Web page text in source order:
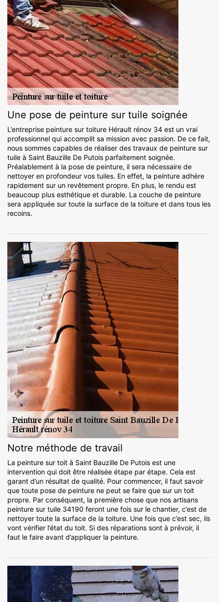
Une pose de peinture sur tuile soignée
L’entreprise peinture sur toiture Hérault rénov 34 est un vrai
professionnel qui accomplit sa mission avec passion. De ce fait,
nous sommes capables de réaliser des travaux de peinture sur
tuile à Saint Bauzille De Putois parfaitement soignée.
Préalablement à la pose de peinture, il sera nécessaire de
nettoyer en profondeur vos tuiles. En effet, la peinture adhère
rapidement sur un revêtement propre. En plus, le rendu est
beaucoup plus esthétique et durable. La couche de peinture
sera appliquée sur toute la surface de la toiture et dans tous les
recoins.
Notre méthode de travail
La peinture sur toit à Saint Bauzille De Putois est une
intervention qui doit être réalisée étape par étape. Cela est
garant d’un résultat de qualité. Pour commencer, il faut savoir
que toute pose de peinture ne peut se faire que sur un toit
propre. Par conséquent, la première chose que nos artisans
peinture sur tuile 34190 feront une fois sur le chantier, c’est de
nettoyer toute la surface de la toiture. Une fois que c’est sec, ils
vont vérifier l’état du toit. Si des réparations sont à prévoir, il
faut le faire avant d’appliquer la peinture.